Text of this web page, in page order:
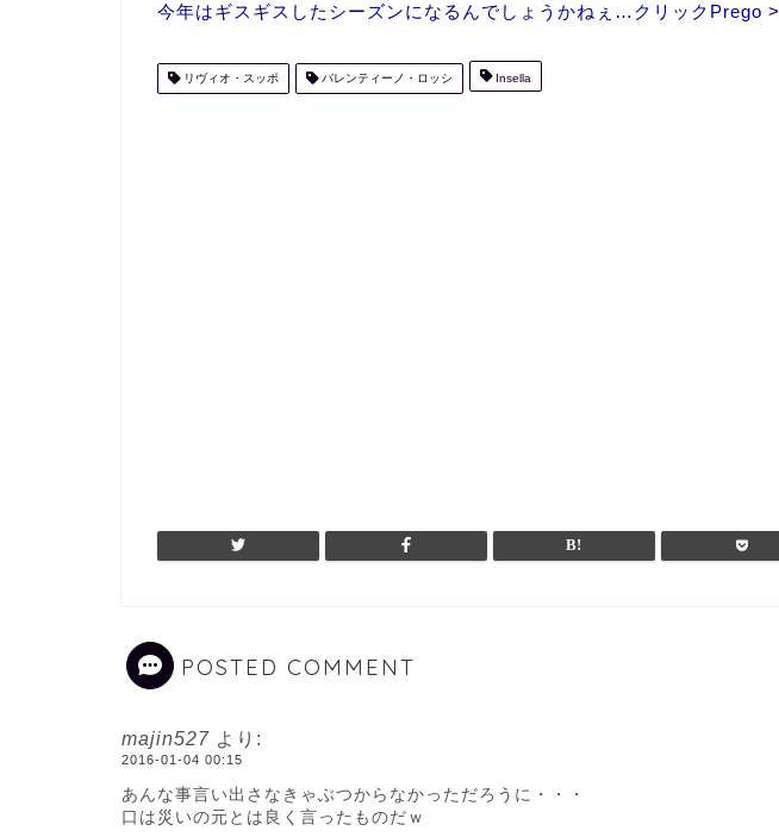
今年はギスギスしたシーズンになるんでしょうかねぇ…クリックPrego >
リヴィオ・スッポ バレンティーノ・ロッシ Insella
POSTED COMMENT
majin527 より:
2016-01-04 00:15
あんな事言い出さなきゃぶつからなかっただろうに・・・
口は災いの元とは良く言ったものだｗ